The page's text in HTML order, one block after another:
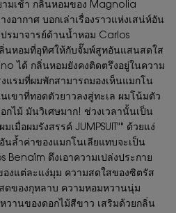
มเช้า กลิ่นหอมของ Magnolia
อากาศ บอกเล่าเรื่องราวแห่งเสน่ห์อัน
รมาจารย์ด้านน้ำหอม Carlos
นหอมที่อุทิศให้กับจั๊มพ์สูทอันแสนสดใส
ได้ กลิ่นหอมยังคงติดตรึงอยู่ในความ
แรมที่ผมพักสามารถมองเห็นแมกโน
เขาที่ทอดตัวยาวลงสู่ทะเล ผมโน้มตัว
ไม้ มันวิเศษมาก! ช่วงเวลานั้นเป็น
มื่อผมรังสรรค์ JUMPSUIT"" ด้วยแง่
ล้ำค่าของแมกโนเลียแทบจะเป็น
Benaïm ดึงเอาความเปล่งประกาย
องแต่ละแง่มุม ความสดใสของซิตรัส
ดของกุหลาบ ความหอมหวานนุ่ม
านของดอกไม้สีขาว เสริมด้วยกลิ่น